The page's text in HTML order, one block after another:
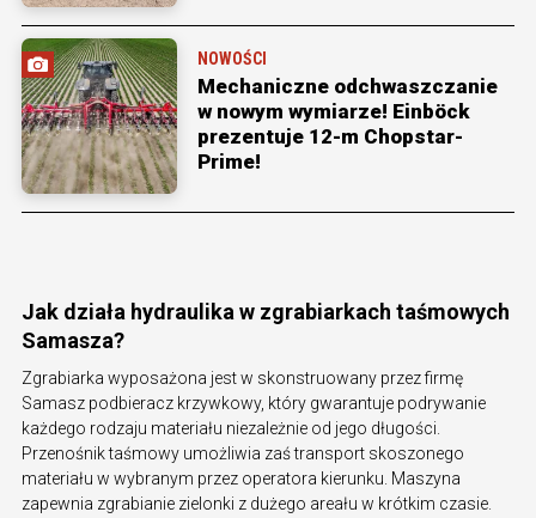
NOWOŚCI
Mechaniczne odchwaszczanie
w nowym wymiarze! Einböck
prezentuje 12-m Chopstar-
Prime!
Jak działa hydraulika w zgrabiarkach taśmowych
Samasza?
Zgrabiarka wyposażona jest w skonstruowany przez firmę
Samasz podbieracz krzywkowy, który gwarantuje podrywanie
każdego rodzaju materiału niezależnie od jego długości.
Przenośnik taśmowy umożliwia zaś transport skoszonego
materiału w wybranym przez operatora kierunku. Maszyna
zapewnia zgrabianie zielonki z dużego areału w krótkim czasie.